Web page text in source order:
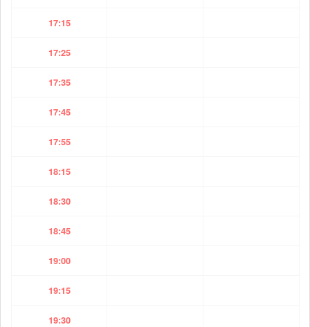
17:15
17:25
17:35
17:45
17:55
18:15
18:30
18:45
19:00
19:15
19:30